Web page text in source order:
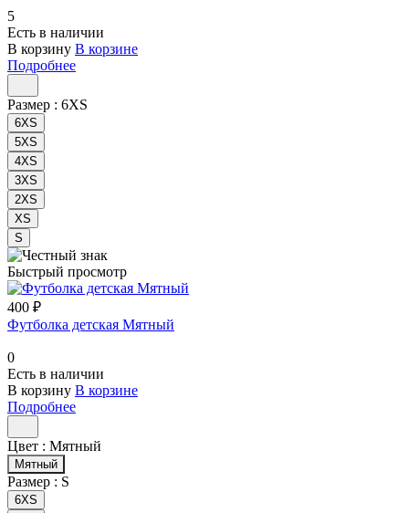
5
Есть в наличии
В корзину В корзине
Подробнее
Размер : 6XS
6XS
5XS
4XS
3XS
2XS
XS
S
Быстрый просмотр
400 ₽
Футболка детская Мятный
0
Есть в наличии
В корзину В корзине
Подробнее
Цвет : Мятный
Мятный
Размер : S
6XS